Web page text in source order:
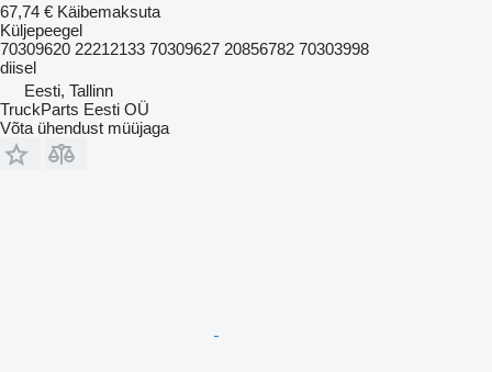
67,74 € Käibemaksuta
Küljepeegel
70309620 22212133 70309627 20856782 70303998
diisel
Eesti, Tallinn
TruckParts Eesti OÜ
Võta ühendust müüjaga